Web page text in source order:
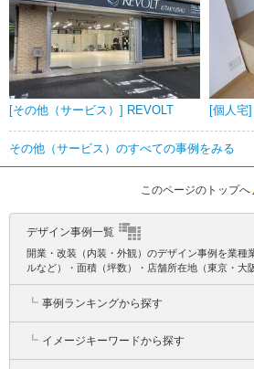
[その他（サービス）] REVOLT [個人宅
その他（サービス）のすべての事例をみる
このページのトップへ
デザイン事例一覧
開業・改装（内装・外観）のデザイン事例を業種
ルなど）・面積（坪数）・店舗所在地（東京・大
┗ 事例ランキングから探す
┗ イメージキーワードから探す